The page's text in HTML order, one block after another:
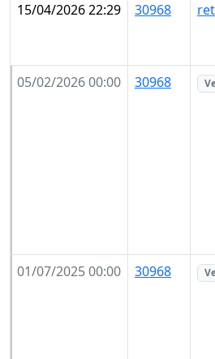
15/04/2026 22:29
30968
05/02/2026 00:00
30968
01/07/2025 00:00
30968